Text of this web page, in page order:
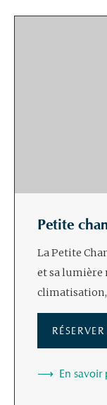
Petite
La Petite
et sa lumière
En savoir